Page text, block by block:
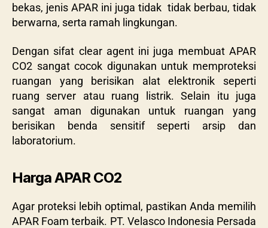
bekas, jenis APAR ini juga tidak tidak berbau, tidak
berwarna, serta ramah lingkungan.
Dengan sifat clear agent ini juga membuat APAR
CO2 sangat cocok digunakan untuk memproteksi
ruangan yang berisikan alat elektronik seperti
ruang server atau ruang listrik. Selain itu juga
sangat aman digunakan untuk ruangan yang
berisikan benda sensitif seperti arsip dan
laboratorium.
Harga APAR CO2
Agar proteksi lebih optimal, pastikan Anda memilih
APAR Foam terbaik. PT. Velasco Indonesia Persada